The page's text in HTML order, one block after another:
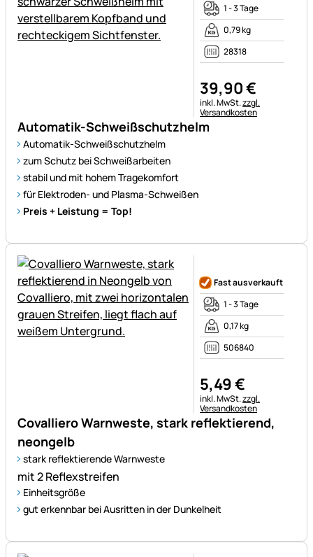
Automatik-Schweißschutzhelm
Automatik-Schweißschutzhelm
zum Schutz bei Schweißarbeiten
stabil und mit hohem Tragekomfort
für Elektroden- und Plasma-Schweißen
Preis + Leistung = Top!
1 - 3 Tage
0,79 kg
28318
39,90€
Steuerhinweis:
inkl. MwSt.zzgl.
Versandkosten
Covalliero Warnweste, stark reflektierend,
neongelb
stark reflektierende Warnweste
mit 2 Reflexstreifen
Einheitsgröße
gut erkennbar bei Ausritten in der Dunkelheit
Fast ausverkauft
1 - 3 Tage
0,17 kg
506840
5,49€
Steuerhinweis:
inkl. MwSt.zzgl.
Versandkosten